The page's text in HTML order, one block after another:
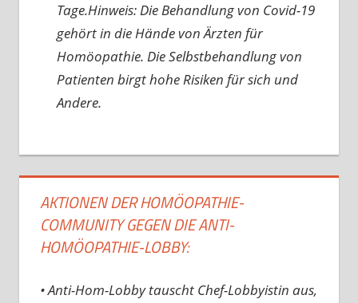
Tage.Hinweis: Die Behandlung von Covid-19
gehört in die Hände von Ärzten für
Homöopathie. Die Selbstbehandlung von
Patienten birgt hohe Risiken für sich und
Andere.
AKTIONEN DER HOMÖOPATHIE-
COMMUNITY GEGEN DIE ANTI-
HOMÖOPATHIE-LOBBY:
• Anti-Hom-Lobby tauscht Chef-Lobbyistin aus,